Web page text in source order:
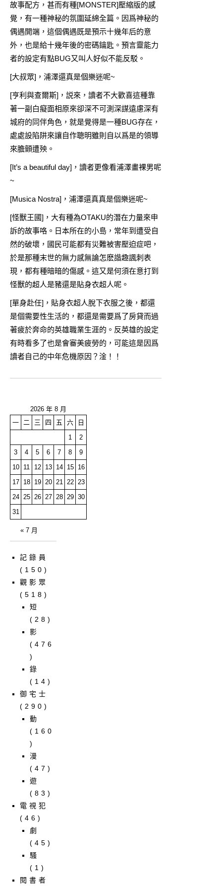
故事配方，甚而有種[MONSTER]壓縮版的感
覺，有一種神秘的氛圍延綿全篇。因爲神秘的
偶遇開端，這個偶遇既是預示十幾年后的意
外，也是給十幾年後的密碼鑰匙。預言靈能力
者的設定有點BUG又叫人好似不能反駁。
[大叔眾]，浦澤還真是個樂迷呢~
[亨利與查爾斯]，説來，讀者不大歡喜這種靠
著一副白癡面相原來卻深不可測深謀遠慮深有
城府的同伴角色，就是覺得是一種BUG存在，
處處設陷阱來讓自作聰明雖則自以爲是的領導
來膽顫遭殃。
[It’s a beautiful day]，讀者更像看浦澤畫裸男呢
~
[Musica Nostra]，浦澤還真真是個樂迷呢~
[怪獸王國]，大有種為OTAKU的潛在力量來申
訴的故事咯。日本所在的小島，常年到遭受自
然的破壞，國民可能都有災難被害壓迫症吧，
於是那種末世的無力感無論怎麽諧趣諷刺表
現，都有種暗暗的傷感。這又是何須在意打到
怪獸的超人是豬還是貼身衣超人呢。
[單身赴任]，貼身衣超人脫下衣服之後，都還
是個需要性生活的，都還是需要爲了房貸而過
著疲於奔命的英雄職業生涯的。反英雄的設定
有時看多了也是會審美疲勞的，可能這是因爲
讀者自己的中年危機原因？淦！！
2026 年 8 月
一 二 三 四 五 六
日
1
2
3
4 5 6 7 8
9
10
11 12 13 14 15
16
17
18 19 20 21 22 23
24 25 26 27 28 29 30
31
« 7 月
記錄員
(150)
觀影眾
(518)
短
(28)
影
(476
)
錄
(14)
御宅士
(290)
動
(160
)
漫
(47)
遊
(83)
電視犯
(46)
劇
(45)
騷
(1)
閱書者